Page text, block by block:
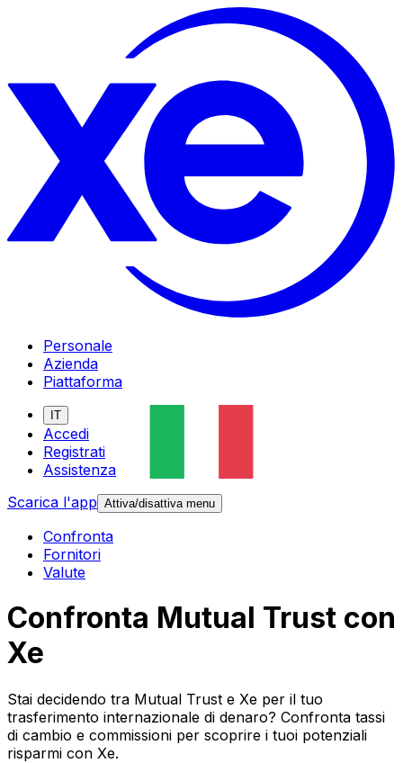
Personale
Azienda
Piattaforma
IT
Accedi
Registrati
Assistenza
Scarica l'app Attiva/disattiva menu
Confronta
Fornitori
Valute
Confronta Mutual Trust con
Xe
Stai decidendo tra Mutual Trust e Xe per il tuo
trasferimento internazionale di denaro? Confronta tassi
di cambio e commissioni per scoprire i tuoi potenziali
risparmi con Xe.